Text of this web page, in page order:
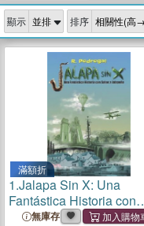
顯示 排序
滿額折
1.Jalapa Sin X: Una
Fantástica Historia con
Sabor a Jalapeño
無庫存